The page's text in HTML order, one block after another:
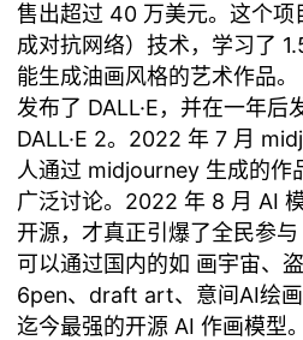
售出超过 40 万美元。这个项
成对抗网络）技术，学习了
能生成油画风格的艺术作品
发布了 DALL·E，并在一年后
DALL·E 2。2022 年 7 月
人通过 midjourney 生成的作
广泛讨论。2022 年 8 月 AI
开源，才真正引爆了全民参
可以通过国内的如 画宇宙、
6pen、draft art、意间AI绘
迄今最强的开源 AI 作画模型。